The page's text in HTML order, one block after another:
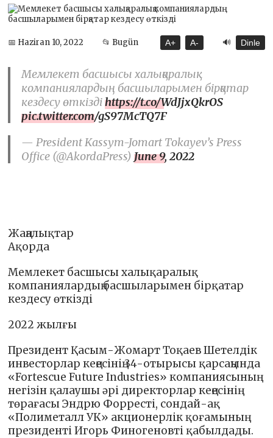
📅 Haziran 10, 2022 📂 Bugün A+ A- 🔊 Dinle
Мемлекет басшысы халықаралық
компаниялардың басшыларымен бірқатар
кездесу өткіздіhttps://t.co/WdJjxQkrOS
pic.twitter.com/gS97McTQ7F
— President Kassym-Jomart Tokayev’s Press
Office (@AkordaPress)June 9, 2022
Жаңалықтар
Ақорда
Мемлекет басшысы халықаралық
компаниялардың басшыларымен бірқатар
кездесу өткізді
2022 жылғы
Президент Қасым-Жомарт Тоқаев Шетелдік
инвесторлар кеңесінің 34-отырысы қарсаңында
«Fortescue Future Industries» компаниясының
негізін қалаушы әрі директорлар кеңесінің
төрағасы Эндрю Форресті, сондай-ақ
«Полиметалл УК» акционерлік қоғамының
президенті Игорь Финогеновті қабылдады.